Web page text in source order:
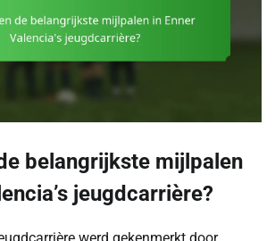
belangrijkste mijlpalen
jeugdcarrière?